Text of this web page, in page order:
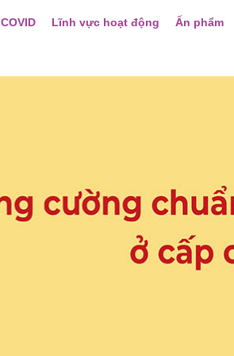
Lĩnh vực hoạt động Ấn phẩm